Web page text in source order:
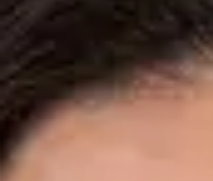
Health Spain. Book an online video
Cardiología Especialista
Dr. Fidel Ernesto Mesa Prado
Registro
CGCOM | 292911355